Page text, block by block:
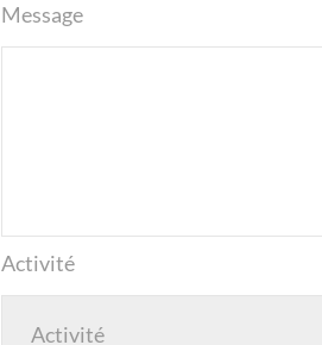
Message
Activité